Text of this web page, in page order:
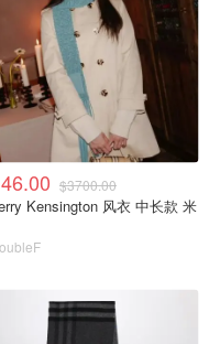
$3700.00
中长款 米